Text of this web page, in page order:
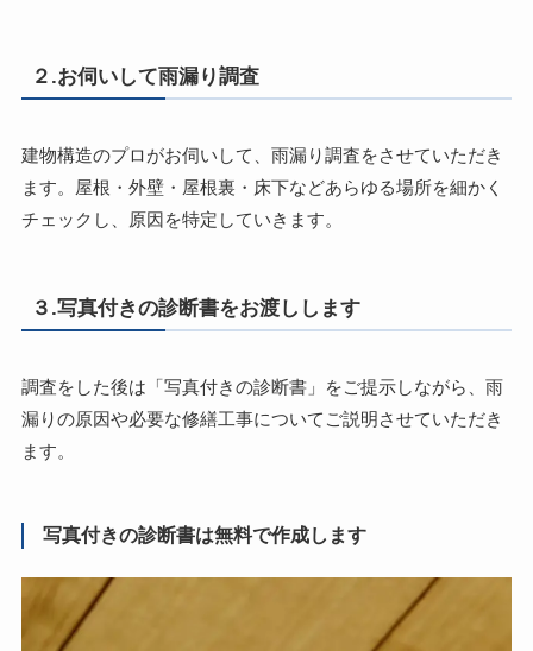
２.お伺いして雨漏り調査
建物構造のプロがお伺いして、雨漏り調査をさせていただき
ます。屋根・外壁・屋根裏・床下などあらゆる場所を細かく
チェックし、原因を特定していきます。
３.写真付きの診断書をお渡しします
調査をした後は「写真付きの診断書」をご提示しながら、雨
漏りの原因や必要な修繕工事についてご説明させていただき
ます。
写真付きの診断書は無料で作成します